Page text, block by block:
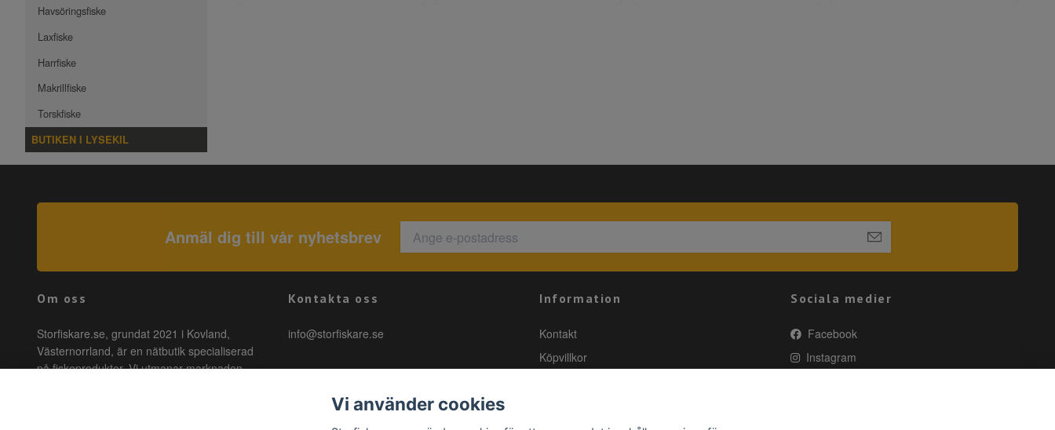
Havsöringsfiske
Laxfiske
Harrfiske
Makrillfiske
Torskfiske
BUTIKEN I LYSEKIL
Anmäl dig till vår nyhetsbrev
Om oss
Storfiskare.se, grundat 2021 i Kovland,
Västernorrland, är en nätbutik specialiserad
på fiskeprodukter. Vi utmanar marknaden
Kontakta oss
info@storfiskare.se
Information
Kontakt
Köpvillkor
Sociala medier
Facebook
Instagram
Vi använder cookies